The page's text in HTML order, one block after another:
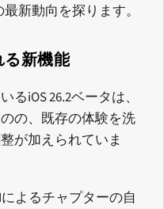
新動向を探ります。
る新機能
iOS 26.2ベータは、
の、既存の体験を洗
が加えられていま
よるチャプターの自